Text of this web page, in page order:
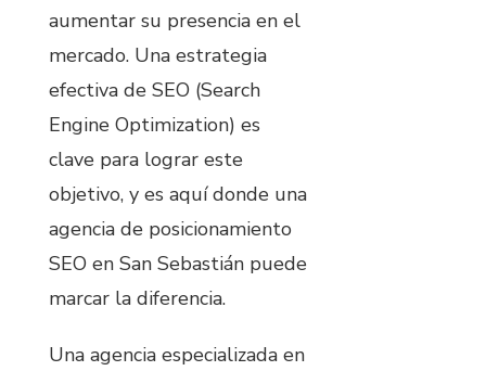
aumentar su presencia en el
mercado. Una estrategia
efectiva de SEO (Search
Engine Optimization) es
clave para lograr este
objetivo, y es aquí donde una
agencia de posicionamiento
SEO en San Sebastián puede
marcar la diferencia.
Una agencia especializada en